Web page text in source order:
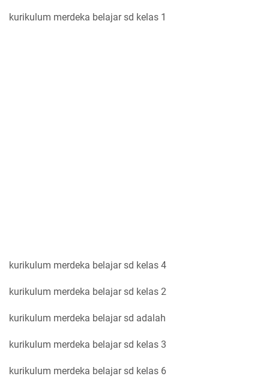
kurikulum merdeka belajar sd kelas 1
kurikulum merdeka belajar sd kelas 4
kurikulum merdeka belajar sd kelas 2
kurikulum merdeka belajar sd adalah
kurikulum merdeka belajar sd kelas 3
kurikulum merdeka belajar sd kelas 6